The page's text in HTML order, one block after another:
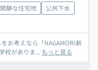
閑静な住宅地
公共下水
お考えなら「NAGAMORI新
校がありま... もっと見る